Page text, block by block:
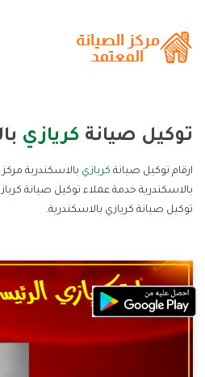
توكيل صيانة كريازي
ارقام توكيل صيانة كريازي بالاسكندرية
بالاسكندرية خدمة عملاء توكيل صيانة
توكيل صيانة كريازي بالاسكندرية.